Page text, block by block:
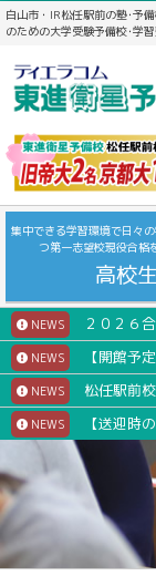
白山市・IR松任駅前の塾･予
のための大学受験予備校･学
集中できる学習環境で日々
つ第一志望校現役合格
高校生
NEWS ２０２６
NEWS 【開館予
NEWS 松任駅前
NEWS 【送迎時